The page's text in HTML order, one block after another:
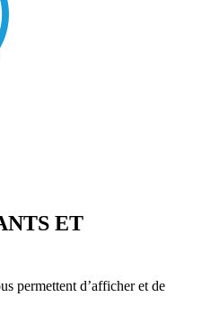
ET
permettent d’afficher et de